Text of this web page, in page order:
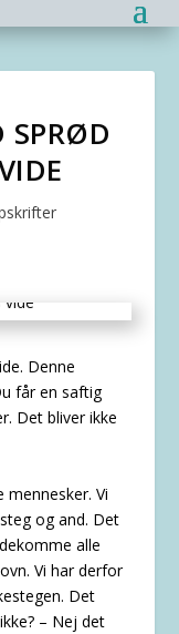
SPRØD
Denne
får en saftig
Det bliver ikke
Vi
og and. Det
alle
Vi har derfor
Det
– Nej det